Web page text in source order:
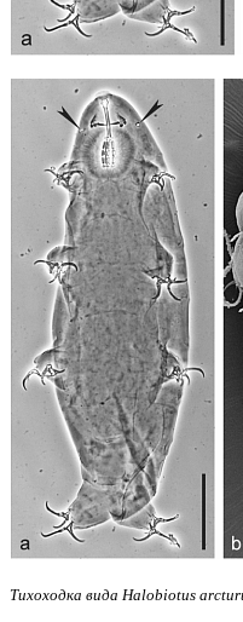
Тихоходка вида Halobiotus